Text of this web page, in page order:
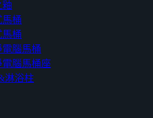
釉
馬桶
馬桶
電腦馬桶
電腦馬桶座
淋浴柱